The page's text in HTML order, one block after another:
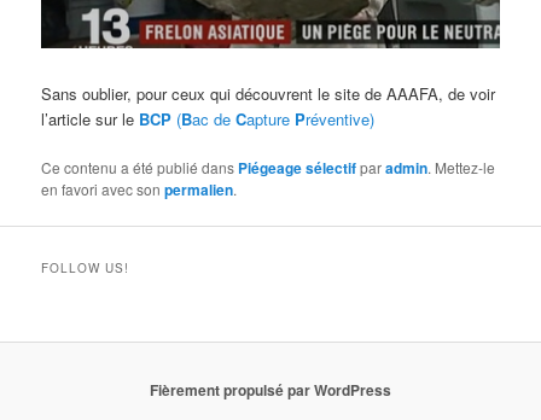
Sans oublier, pour ceux qui découvrent le site de AAAFA, de voir
l’article sur le BCP (Bac deCapture Préventive)
Ce contenu a été publié dans Piégeage sélectifparadmin. Mettez-le
en favori avec sonpermalien.
FOLLOW US!
Fièrement propulsé par WordPress